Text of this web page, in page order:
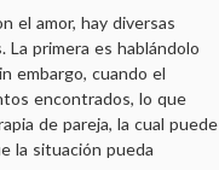
el amor, hay diversas
primera es hablándolo
embargo, cuando el
encontrados, lo que
de pareja, la cual puede
la situación pueda